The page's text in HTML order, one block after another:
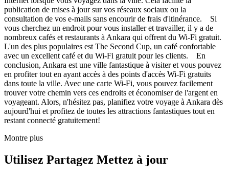
publication de mises à jour sur vos réseaux sociaux ou la
consultation de vos e-mails sans encourir de frais d'itinérance. Si
vous cherchez un endroit pour vous installer et travailler, il y a de
nombreux cafés et restaurants à Ankara qui offrent du Wi-Fi gratuit.
L'un des plus populaires est The Second Cup, un café confortable
avec un excellent café et du Wi-Fi gratuit pour les clients. En
conclusion, Ankara est une ville fantastique à visiter et vous pouvez
en profiter tout en ayant accès à des points d'accès Wi-Fi gratuits
dans toute la ville. Avec une carte Wi-Fi, vous pouvez facilement
trouver votre chemin vers ces endroits et économiser de l'argent en
voyageant. Alors, n'hésitez pas, planifiez votre voyage à Ankara dès
aujourd'hui et profitez de toutes les attractions fantastiques tout en
restant connecté gratuitement!
Montre plus
Utilisez Partagez Mettez à jour